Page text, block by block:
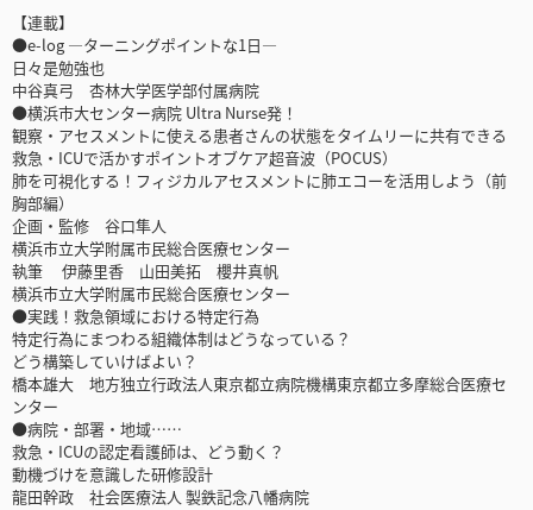
【連載】
●e-log ―ターニングポイントな1日―
日々是勉強也
中谷真弓 杏林大学医学部付属病院
●横浜市大センター病院 Ultra Nurse発！
観察・アセスメントに使える患者さんの状態をタイムリーに共有できる
救急・ICUで活かすポイントオブケア超音波（POCUS）
肺を可視化する！フィジカルアセスメントに肺エコーを活用しよう（前
胸部編）
企画・監修 谷口隼人
横浜市立大学附属市民総合医療センター
執筆 伊藤里香 山田美拓 櫻井真帆
横浜市立大学附属市民総合医療センター
●実践！救急領域における特定行為
特定行為にまつわる組織体制はどうなっている？
どう構築していけばよい？
橋本雄大 地方独立行政法人東京都立病院機構東京都立多摩総合医療セ
ンター
●病院・部署・地域……
救急・ICUの認定看護師は、どう動く？
動機づけを意識した研修設計
龍田幹政 社会医療法人 製鉄記念八幡病院